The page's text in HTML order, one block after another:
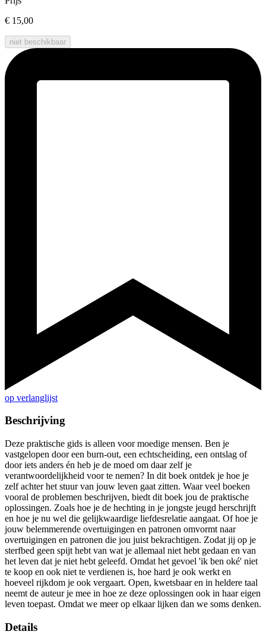
€ 15,00
niet beschikbaar
op verlanglijst
Beschrijving
Deze praktische gids is alleen voor moedige mensen. Ben je
vastgelopen door een burn-out, een echtscheiding, een ontslag of
door iets anders én heb je de moed om daar zelf je
verantwoordelijkheid voor te nemen? In dit boek ontdek je hoe je
zelf achter het stuur van jouw leven gaat zitten. Waar veel boeken
vooral de problemen beschrijven, biedt dit boek jou de praktische
oplossingen. Zoals hoe je de hechting in je jongste jeugd herschrijft
en hoe je nu wel die gelijkwaardige liefdesrelatie aangaat. Of hoe je
jouw belemmerende overtuigingen en patronen omvormt naar
overtuigingen en patronen die jou juist bekrachtigen. Zodat jij op je
sterfbed geen spijt hebt van wat je allemaal niet hebt gedaan en van
het leven dat je niet hebt geleefd. Omdat het gevoel 'ik ben oké' niet
te koop en ook niet te verdienen is, hoe hard je ook werkt en
hoeveel rijkdom je ook vergaart. Open, kwetsbaar en in heldere taal
neemt de auteur je mee in hoe ze deze oplossingen ook in haar eigen
leven toepast. Omdat we meer op elkaar lijken dan we soms denken.
Details